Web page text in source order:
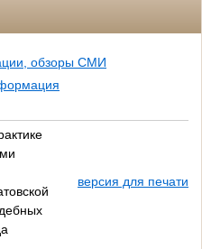
обзоры СМИ
версия для печати